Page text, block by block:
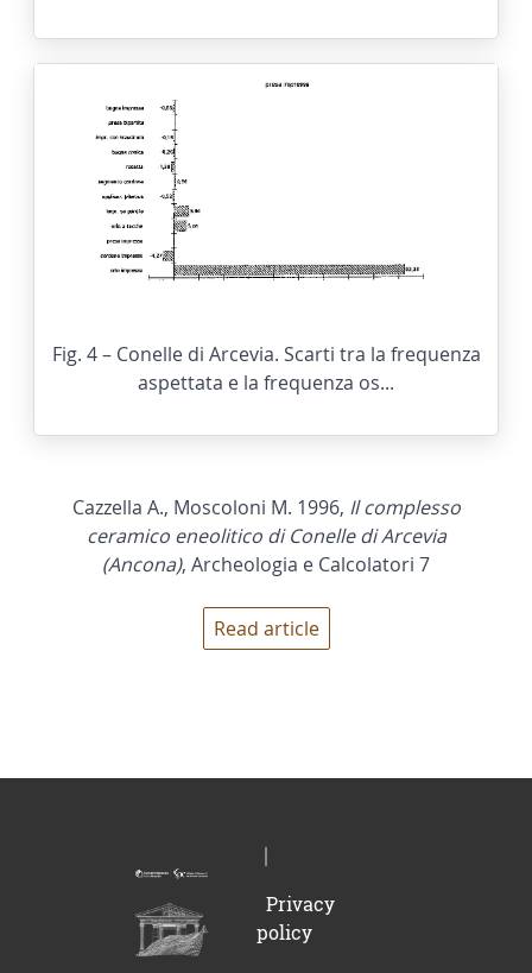
Fig. 4 – Conelle di Arcevia. Scarti tra la frequenza
aspettata e la frequenza os...
Cazzella A., Moscoloni M. 1996, Il complesso
ceramico eneolitico di Conelle di Arcevia
(Ancona), Archeologia e Calcolatori 7
Read article
Privacy
policy